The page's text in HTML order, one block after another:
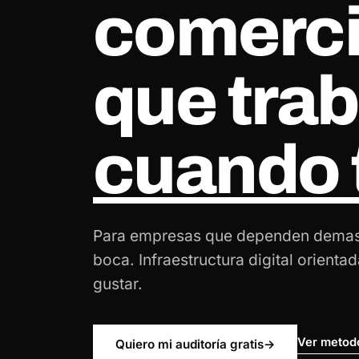
que
cuando
Para empresas que dependen
boca. Infraestructura digital
gustar.
Quiero mi auditoría gratis→ Ver